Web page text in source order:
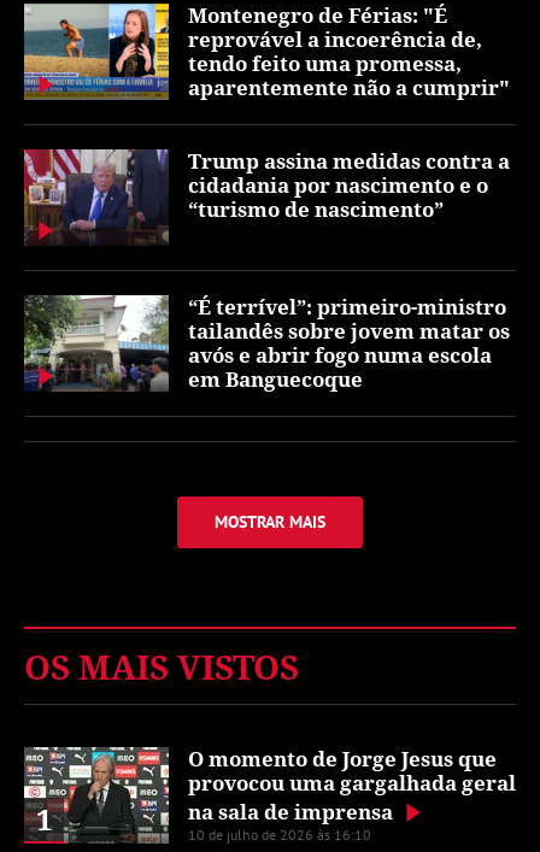
Montenegro de Férias: "É
reprovável a incoerência de,
tendo feito uma promessa,
aparentemente não a cumprir"
Trump assina medidas contra a
cidadania por nascimento e o
“turismo de nascimento”
“É terrível”: primeiro-ministro
tailandês sobre jovem matar os
avós e abrir fogo numa escola
em Banguecoque
MOSTRAR MAIS
OS MAIS VISTOS
1
O momento de Jorge Jesus que
provocou uma gargalhada geral
na sala de imprensa
10 de julho de 2026 às 16:10